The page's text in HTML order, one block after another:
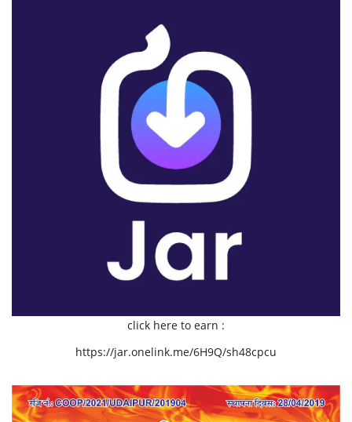
click here to earn :
https://jar.onelink.me/6H9Q/sh48cpcu